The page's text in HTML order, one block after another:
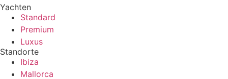
Yachten
Standard
Premium
Luxus
Standorte
Ibiza
Mallorca